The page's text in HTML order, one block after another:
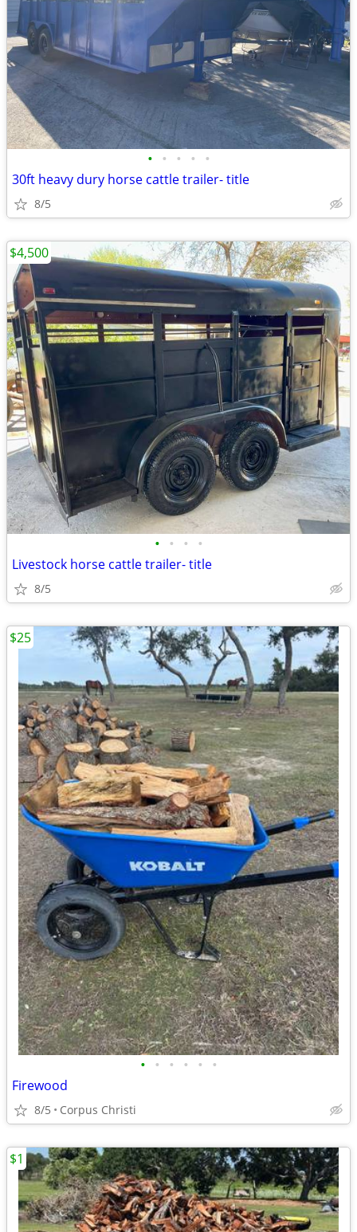
• • • • •
30ft heavy dury horse cattle trailer- title
8/5
• • • •
Livestock horse cattle trailer- title
8/5
$4,500
• • • • • •
Firewood
8/5 Corpus Christi
$25
$1